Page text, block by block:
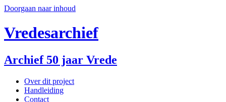
Doorgaan naar inhoud
Vredesarchief
Archief 50 jaar Vrede
Over dit project
Handleiding
Contact